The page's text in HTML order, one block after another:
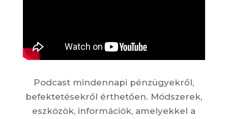
Podcast mindennapi pénzügyekről,
befektetésekről érthetően. Módszerek,
eszközök, információk, amelyekkel a